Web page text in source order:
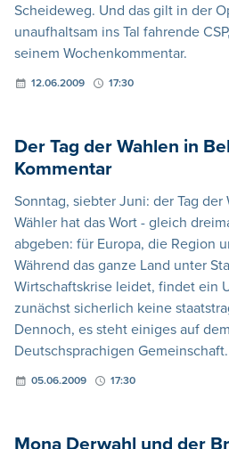
Scheideweg. Und das gilt in der
unaufhaltsam ins Tal fahrende
seinem Wochenkommentar.
12.06.2009 17:30
Der Tag der Wahlen in
Kommentar
Sonntag, siebter Juni: der Tag
Wähler hat das Wort - gleich
abgeben: für Europa, die Region
Während das ganze Land unter
Wirtschaftskrise leidet, findet ein
zunächst sicherlich keine
Dennoch, es steht einiges auf
Deutschsprachigen Gemeinschaft.
05.06.2009 17:30
Mona Derwahl und der